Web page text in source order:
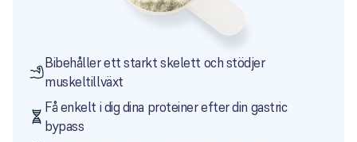
Bibehåller ett starkt skelett och stödjer
muskeltillväxt
Få enkelt i dig dina proteiner efter din gastric
bypass